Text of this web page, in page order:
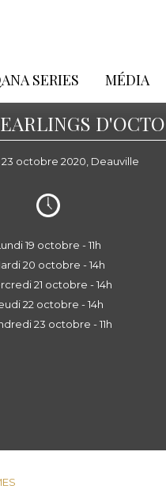
SERIES MÉDIA
23 octobre 2020, Deauville
19 octobre - 11h
20 octobre - 14h
21 octobre - 14h
22 octobre - 14h
23 octobre - 11h